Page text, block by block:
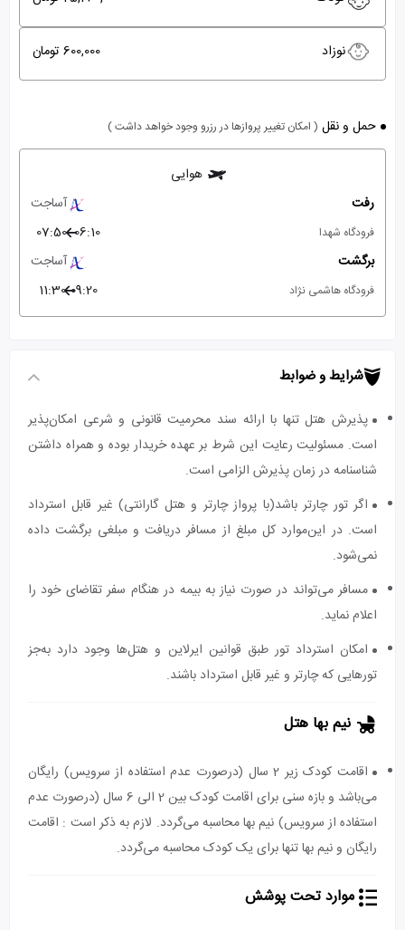
نوزاد 600,000 تومان
حمل و نقل ( امکان تغییر پروازها در رزرو وجود خواهد داشت )
هوایی
رفت
آساجت
فرودگاه شهدا 06:10
07:50
برگشت
آساجت
فرودگاه هاشمی نژاد 09:20
11:30
شرایط و ضوابط
پذیرش هتل تنها با ارائه سند محرمیت قانونی و شرعی امکان‌پذیر
است. مسئولیت رعایت این شرط بر عهده خریدار بوده و همراه داشتن
شناسنامه در زمان پذیرش الزامی است.
اگر تور چارتر باشد(با پرواز چارتر و هتل گارانتی) غیر قابل استرداد
است. در این‌موارد کل مبلغ از مسافر دریافت و مبلغی برگشت داده
نمی‌شود.
مسافر می‌تواند در صورت نیاز به بیمه در هنگام سفر تقاضای خود را
اعلام نماید.
امکان استرداد تور طبق قوانین ایرلاین و هتل‌ها وجود دارد به‌جز
تورهایی که چارتر و غیر قابل استرداد باشند.
نیم بها هتل
اقامت کودک زیر 2 سال (درصورت عدم استفاده از سرویس) رایگان
می‌باشد و بازه سنی برای اقامت کودک بین 2 الی 6 سال (درصورت عدم
استفاده از سرویس) نیم بها محاسبه می‌گردد. لازم به ذکر است : اقامت
رایگان و نیم بها تنها برای یک کودک محاسبه می‌گردد.
موارد تحت پوشش